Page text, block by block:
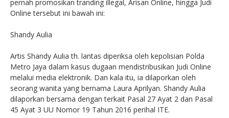
pernah promosikan tranding illegal, Arisan Online, hingga Judi
Online tersebut ini bawah ini:
Shandy Aulia
Artis Shandy Aulia th. lantas diperiksa oleh kepolisian Polda
Metro Jaya dalam kasus dugaan mendistribusikan Judi Online
melalui media elektronik. Dan kala itu, ia dilaporkan oleh
seorang wanita yang bernama Laura Aprilyan. Shandy Aulia
dilaporkan bersama dengan terkait Pasal 27 Ayat 2 dan Pasal
45 Ayat 3 UU Nomor 19 Tahun 2016 perihal ITE.